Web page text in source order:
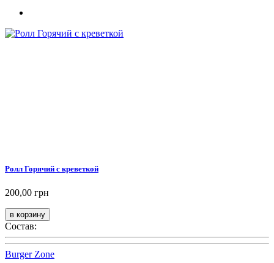
Ролл Горячий с креветкой
200,00 грн
Состав:
Burger Zone